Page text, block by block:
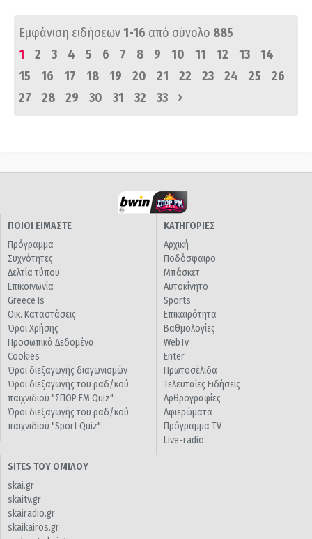
Εμφάνιση ειδήσεων1-16 από σύνολο 885
1
2 3 4 5 6 7 8 9 10 11 12 13
14
15
16 17 18 19 20 21 22 23 24 25
26
27
28 29 30 31 32 33 ›
ΠΟΙΟΙ ΕΙΜΑΣΤΕ
Πρόγραμμα
Συχνότητες
Δελτία τύπου
Επικοινωνία
Greece Is
Οικ. Καταστάσεις
Όροι Χρήσης
Προσωπικά Δεδομένα
Cookies
Όροι διεξαγωγής διαγωνισμών
Όροι διεξαγωγής του ραδ/κού
παιχνιδιού "ΣΠΟΡ FM Quiz"
Όροι διεξαγωγής του ραδ/κού
παιχνιδιού "Sport Quiz"
ΚΑΤΗΓΟΡΙΕΣ
Αρχική
Ποδόσφαιρο
Μπάσκετ
Αυτοκίνητο
Sports
Επικαιρότητα
Βαθμολογίες
WebTv
Enter
Πρωτοσέλιδα
Τελευταίες Ειδήσεις
Αρθρογραφίες
Αφιερώματα
Πρόγραμμα TV
Live-radio
SITES ΤΟΥ ΟΜΙΛΟΥ
skai.gr
skaitv.gr
skairadio.gr
skaikairos.gr